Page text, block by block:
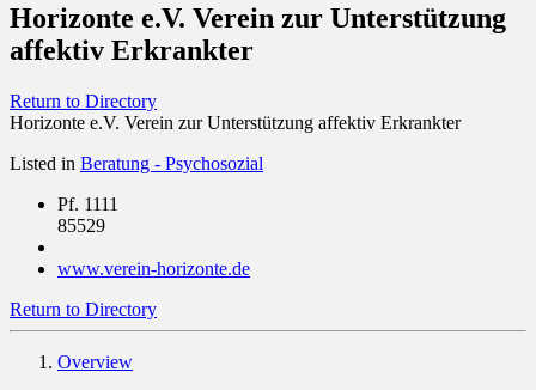
Horizonte e.V. Verein zur Unterstützung
affektiv Erkrankter
Return to Directory
Horizonte e.V. Verein zur Unterstützung affektiv Erkrankter
Listed in Beratung - Psychosozial
Pf. 1111
85529
www.verein-horizonte.de
Return to Directory
Overview